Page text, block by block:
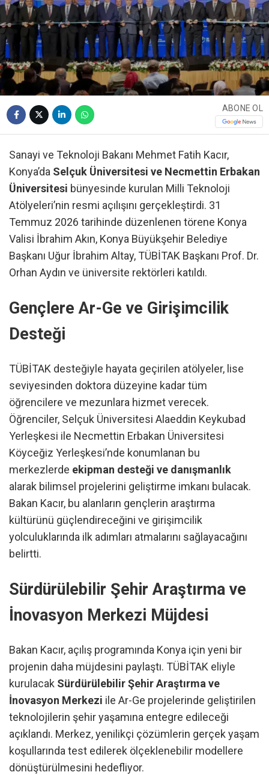
ABONE OL
Sanayi ve Teknoloji Bakanı Mehmet Fatih Kacır,
Konya’da Selçuk Üniversitesi ve Necmettin Erbakan
Üniversitesi bünyesinde kurulan Milli Teknoloji
Atölyeleri’nin resmi açılışını gerçekleştirdi. 31
Temmuz 2026 tarihinde düzenlenen törene Konya
Valisi İbrahim Akın, Konya Büyükşehir Belediye
Başkanı Uğur İbrahim Altay, TÜBİTAK Başkanı Prof. Dr.
Orhan Aydın ve üniversite rektörleri katıldı.
Gençlere Ar-Ge ve Girişimcilik
Desteği
TÜBİTAK desteğiyle hayata geçirilen atölyeler, lise
seviyesinden doktora düzeyine kadar tüm
öğrencilere ve mezunlara hizmet verecek.
Öğrenciler, Selçuk Üniversitesi Alaeddin Keykubad
Yerleşkesi ile Necmettin Erbakan Üniversitesi
Köyceğiz Yerleşkesi’nde konumlanan bu
merkezlerde ekipman desteği ve danışmanlık
alarak bilimsel projelerini geliştirme imkanı bulacak.
Bakan Kacır, bu alanların gençlerin araştırma
kültürünü güçlendireceğini ve girişimcilik
yolculuklarında ilk adımları atmalarını sağlayacağını
belirtti.
Sürdürülebilir Şehir Araştırma ve
İnovasyon Merkezi Müjdesi
Bakan Kacır, açılış programında Konya için yeni bir
projenin daha müjdesini paylaştı. TÜBİTAK eliyle
kurulacak Sürdürülebilir Şehir Araştırma ve
İnovasyon Merkezi ile Ar-Ge projelerinde geliştirilen
teknolojilerin şehir yaşamına entegre edileceği
açıklandı. Merkez, yenilikçi çözümlerin gerçek yaşam
koşullarında test edilerek ölçeklenebilir modellere
dönüştürülmesini hedefliyor.